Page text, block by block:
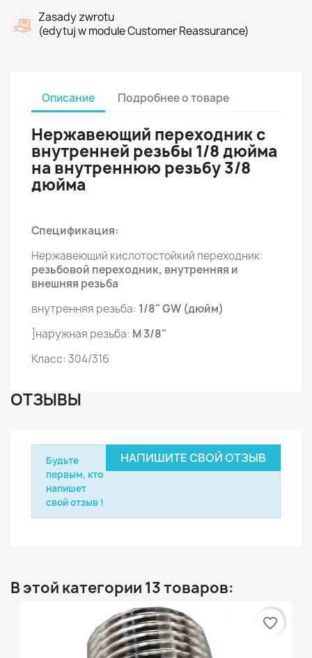
Zasady zwrotu
(edytuj w module Customer Reassurance)
Описание Подробнее о товаре
Нержавеющий переходник с
внутренней резьбы 1/8 дюйма
на внутреннюю резьбу 3/8
дюйма
Спецификация:
Нержавеющий кислотостойкий переходник:
резьбовой переходник, внутренняя и
внешняя резьба
внутренняя резьба: 1/8" GW (дюйм)
]наружная резьба: M 3/8"
Класс: 304/316
ОТЗЫВЫ
НАПИШИТЕ СВОЙ ОТЗЫВ
Будьте
первым, кто
напишет
свой отзыв !
В этой категории 13 товаров:
favorite_border